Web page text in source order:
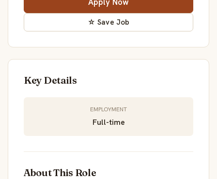
☆ Save Job
Key Details
EMPLOYMENT
Full-time
About This Role